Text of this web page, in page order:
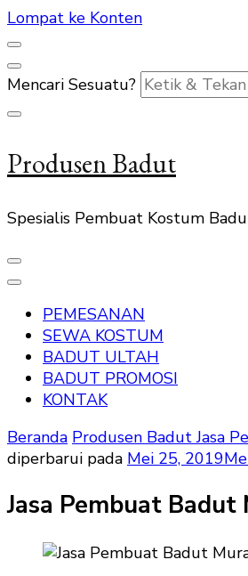
Lompat ke Konten
Mencari Sesuatu?
Produsen Badut
Spesialis Pembuat Kostum
PEMESANAN
SEWA KOSTUM
BADUT ULTAH
BADUT PROMOSI
KONTAK
Beranda Produsen BadutJasa
diperbarui pada Mei 25, 2019
Jasa Pembuat